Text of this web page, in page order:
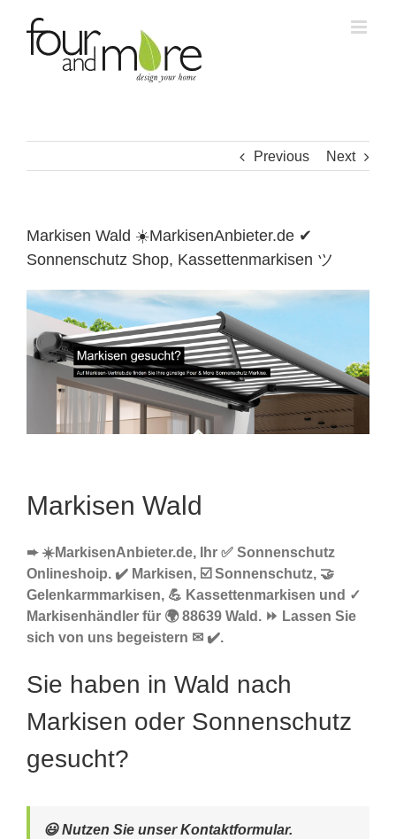
content
Previous Next
Markisen Wald ☀️MarkisenAnbieter.de ✔
Sonnenschutz Shop, Kassettenmarkisen ツ
Markisen Wald
➨ ☀️MarkisenAnbieter.de, Ihr ✅ Sonnenschutz
Onlineshoip. ✔️ Markisen, ☑️ Sonnenschutz, 🤝
Gelenkarmmarkisen, 💪 Kassettenmarkisen und ✓
Markisenhändler für 🌍 88639 Wald. ⏩ Lassen Sie
sich von uns begeistern ✉ ✔️.
Sie haben in Wald nach
Markisen oder Sonnenschutz
gesucht?
😃 Nutzen Sie unser Kontaktformular.